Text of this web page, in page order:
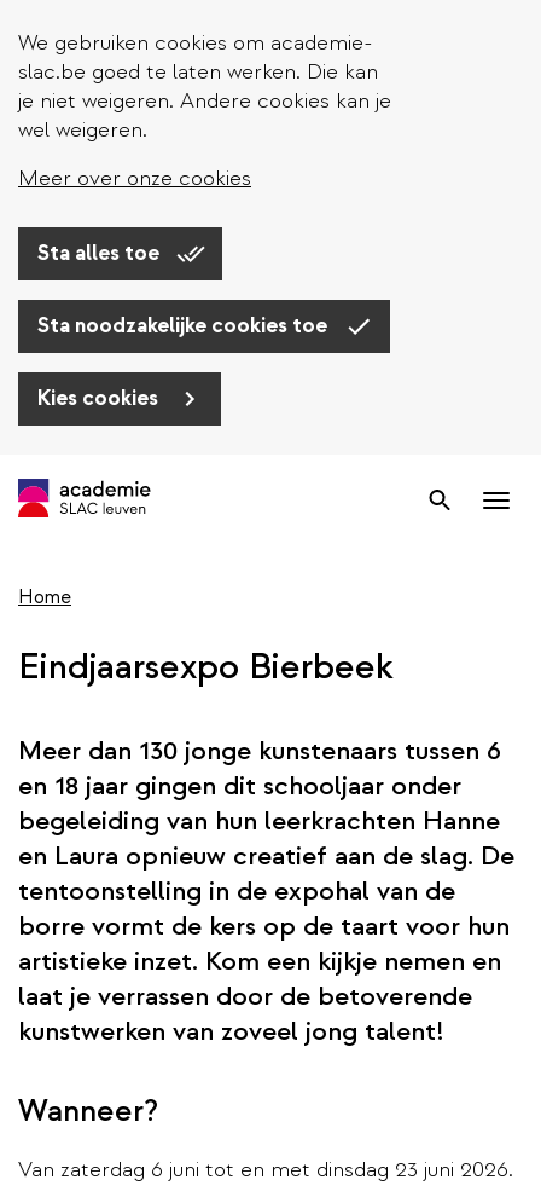
We gebruiken cookies om academie-
slac.be goed te laten werken. Die kan
je niet weigeren. Andere cookies kan je
wel weigeren.
Meer over onze cookies
Sta alles toe
Sta noodzakelijke cookies toe
Kies cookies
en
inhoud
Zoek
Home
Eindjaarsexpo Bierbeek
Meer dan 130 jonge kunstenaars tussen 6
en 18 jaar gingen dit schooljaar onder
begeleiding van hun leerkrachten Hanne
en Laura opnieuw creatief aan de slag. De
tentoonstelling in de expohal van de
borre vormt de kers op de taart voor hun
artistieke inzet. Kom een kijkje nemen en
laat je verrassen door de betoverende
kunstwerken van zoveel jong talent!
Wanneer?
Van zaterdag 6 juni tot en met dinsdag 23 juni 2026.